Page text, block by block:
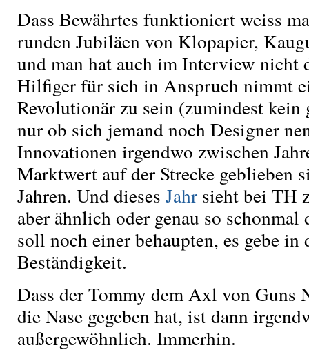
Dass Bewährtes funktioniert weiss
runden Jubiläen von Klopapier,
und man hat auch im Interview nicht
Hilfiger für sich in Anspruch nimmt
Revolutionär zu sein (zumindest
nur ob sich jemand noch Designer
Innovationen irgendwo zwischen
Marktwert auf der Strecke geblieben
Jahren. Und dieses Jahr sieht bei TH
aber ähnlich oder genau so schonmal
soll noch einer behaupten, es gebe in
Beständigkeit.
Dass der Tommy dem Axl von Guns
die Nase gegeben hat, ist dann
außergewöhnlich. Immerhin.